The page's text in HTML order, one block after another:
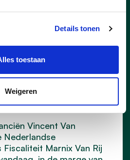
Details tonen
toestaan
Weigeren
met
voor
en
Vincent Van
Nederlandse
Marnix Van Rij